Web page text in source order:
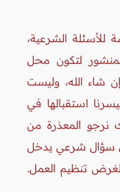
للأسئلة الشرعية،
لتكون محل
شاء الله، وليست
استقبالها في
المعذرة من
أي سؤال شرعي يدخل
تنظيم العمل.